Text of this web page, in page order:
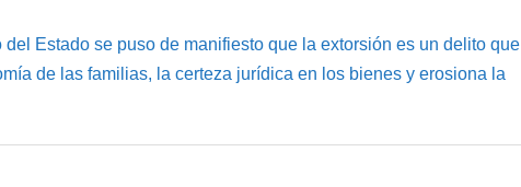
Estado se puso de manifiesto que la extorsión es un delito que
de las familias, la certeza jurídica en los bienes y erosiona la